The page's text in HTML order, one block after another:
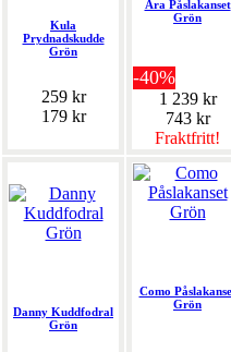
Kula
Prydnadskudde
Grön
259 kr
179 kr
Ara Påslakanset
Grön
-40%
1 239 kr
743 kr
Fraktfritt!
Danny Kuddfodral
Grön
Como
Grön